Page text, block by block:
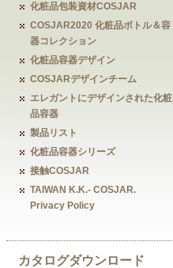
化粧品包装資材COSJAR
COSJAR2020 化粧品ボトル＆容
器コレクション
化粧品容器デザイン
COSJARデザインチーム
エレガントにデザインされた化粧
品容器
製品リスト
化粧品容器シリーズ
接触COSJAR
TAIWAN K.K.- COSJAR.
Privacy Policy
カタログダウンロード